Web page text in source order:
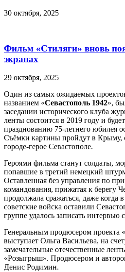
30 октября, 2025
Фильм «Стиляги» вновь
экранах
29 октября, 2025
Один из самых ожидаемых
названием «Севастополь 1942»,
заседании исторического клуба
ленты состоится в 2019 году и
празднованию 75-летнего юбилея
Съёмки картины пройдут в Крыму,
городе-герое Севастополе.
Героями фильма станут солдаты,
попавшие в третий немецкий
Оставленная без управления по
командования, прижатая к берегу
продолжала сражаться, даже когда
советские войска оставили
группе удалось записать интервью
Генеральным продюсером проекта
выступает Ольга Васильева, на
замечательные отечественные
«Розыгрыш». Продюсером и
Денис Родимин.